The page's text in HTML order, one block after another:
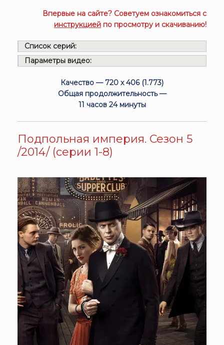
Впервые на сайте? Советуем ознакомиться с
инструкцией по просмотру и скачиванию!
Список серий:
Параметры видео:
Качество — 720 x 406 (1.773)
Общая продолжительность —
11 часов 24 минуты
Подпольная империя. Сезон 5
/2014/ (серии 1-8)